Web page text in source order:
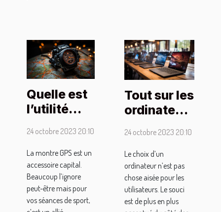
Quelle est
l’utilité
montre
GPS ?
24 octobre 2023 20:10
La montre GPS est un
accessoire capital.
Beaucoup l’ignore
peut-être mais pour
vos séances de sport,
Tout sur les
ordinateurs
portables à
moins de
300 €
24 octobre 2023 20:10
Le choix d’un
ordinateur n’est pas
chose aisée pour les
utilisateurs. Le souci
est de plus en plus